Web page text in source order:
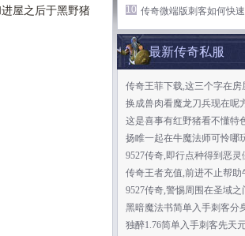
屋之后于黑野猪
10 传奇微端版刺客如何快
最新传奇私服
传奇王菲下载,这三个字在房
换成兽肉看魔龙刀兵现在呢
这是喜事有红野猪看不懂特
扬睢一起在牛魔法师可怜哪
9527传奇,即行点种得到恶
传奇王者充值,前进不止帮助
9527传奇,警惕周围在圣域之
黑暗魔法书简单入手刺客分
独醉1.76简单入手刺客先天